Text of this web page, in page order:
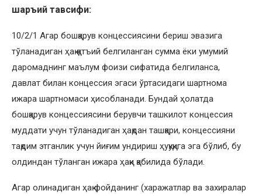
шаръий тавсифи:
10/2/1 Агар бошқарув концессиясини бериш эвазига
тўланадиган ҳақ қатъий белгиланган сумма ёки умумий
даромаднинг маълум фоизи сифатида белгиланса,
давлат билан концессия эгаси ўртасидаги шартнома
ижара шартномаси ҳисобланади. Бундай ҳолатда
бошқарув концессиясини берувчи ташкилот концессия
муддати учун тўланадиган ҳақдан ташқари, концессияни
тақдим этганлик учун йиғим ундириш ҳуқуқига эга бўлиб, бу
олдиндан тўланган ижара ҳақи қабилида бўлади.
Агар олинадиган ҳақ фойданинг (харажатлар ва захиралар